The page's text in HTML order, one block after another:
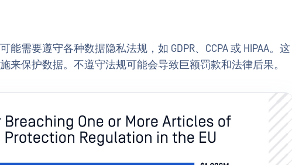
需要遵守各种数据隐私法规，如 GDPR、CCPA 或 HIPAA。这
来保护数据。不遵守法规可能会导致巨额罚款和法律后果。